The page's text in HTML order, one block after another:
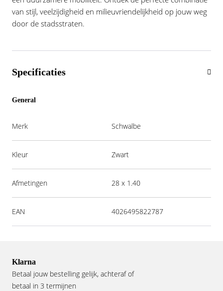
van stijl, veelzijdigheid en milieuvriendelijkheid op jouw weg
door de stadsstraten.
Specificaties
General
Merk Schwalbe
Kleur Zwart
Afmetingen 28 x 1.40
EAN 4026495822787
Klarna
Betaal jouw bestelling gelijk, achteraf of
betaal in 3 termijnen